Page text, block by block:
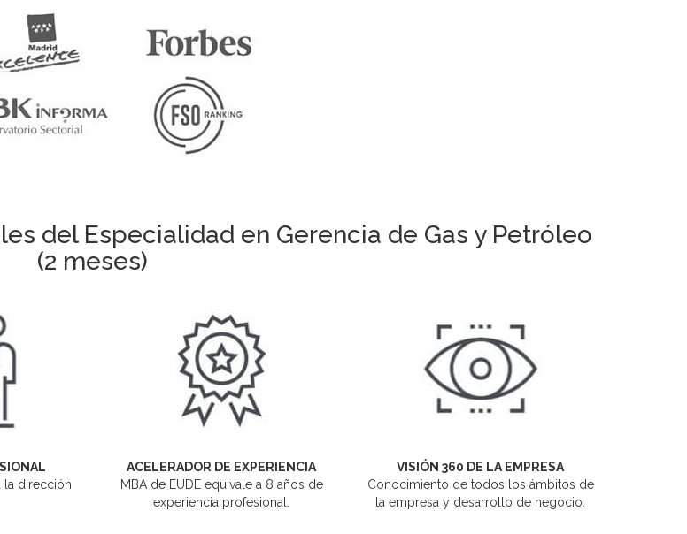
del Especialidad en Gerencia de Gas y Petróleo
(2 meses)
la dirección
ACELERADOR DE EXPERIENCIA
MBA de EUDE equivale a 8 años de
experiencia profesional.
VISIÓN 360 DE LA EMPRESA
Conocimiento de todos los ámbitos de
la empresa y desarrollo de negocio.